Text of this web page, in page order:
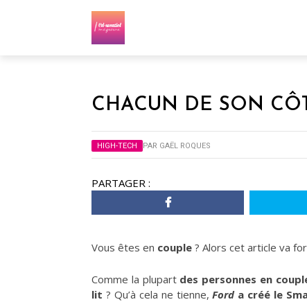
CHACUN DE SON
HIGH-TECH PAR GAËL ROQUES
PARTAGER :
Vous êtes en couple ? Alors cet article va
Comme la plupart des personnes en
lit ? Qu’à cela ne tienne,Ford a créé le